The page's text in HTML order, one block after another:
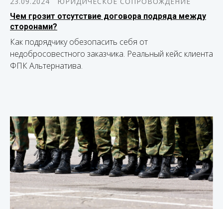
Чем грозит отсутствие договора подряда между
сторонами?
Как подрядчику обезопасить себя от
недобросовестного заказчика. Реальный кейс клиента
ФПК Альтернатива.